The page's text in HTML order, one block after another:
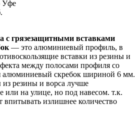
Уфе
с грязезащитными вставками
— это алюминиевый профиль, в
вставки из резины и
между полосами профиля со
алюминиевый скребок шириной 6 мм.
резины и ворса лучше
или на улице, но под навесом. т.к.
впитывать излишнее количество